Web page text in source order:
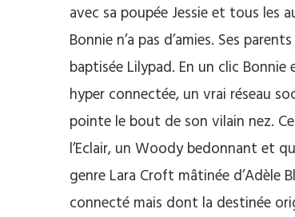
avec sa poupée Jessie et tous
Bonnie n’a pas d’amies. Ses
baptisée Lilypad. En un clic
hyper connectée, un vrai réseau
pointe le bout de son vilain nez.
l’Eclair, un Woody bedonnant et
genre Lara Croft mâtinée d’Adèle
connecté mais dont la destinée